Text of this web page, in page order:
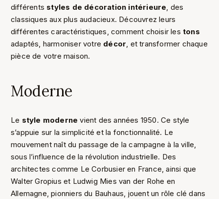
différents styles de décoration intérieure, des
classiques aux plus audacieux. Découvrez leurs
différentes caractéristiques, comment choisir lestons
adaptés, harmoniser votre décor, et transformer chaque
pièce de votre maison.
Moderne
Le style moderne vient des années 1950. Ce style
s’appuie sur la simplicité et la fonctionnalité. Le
mouvement naît du passage de la campagne à la ville,
sous l’influence de la révolution industrielle. Des
architectes comme Le Corbusier en France, ainsi que
Walter Gropius et Ludwig Mies van der Rohe en
Allemagne, pionniers du Bauhaus, jouent un rôle clé dans